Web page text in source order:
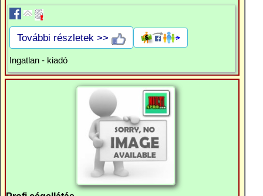
További részletek >>
Ingatlan - kiadó